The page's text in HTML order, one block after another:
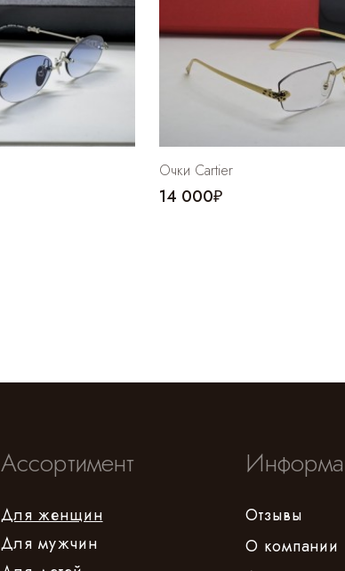
Очки Cartier
14 000₽
Ассортимент
Для женщин
Для мужчин
Отзывы
О компании